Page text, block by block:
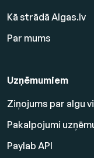
Kā strādā Algas.lv
Par mums
Uzņēmumiem
Ziņojums par algu
Pakalpojumi
Paylab API